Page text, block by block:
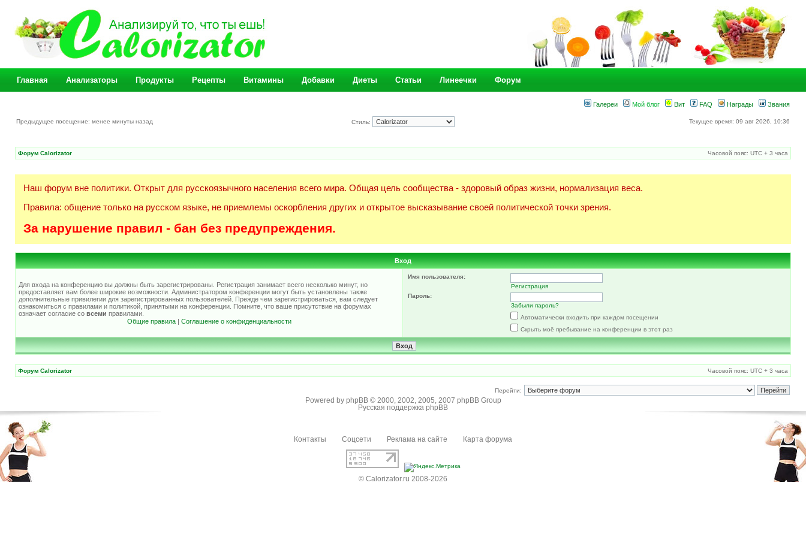
Главная Анализаторы Продукты Рецепты Витамины Добавки Диеты Статьи Линеечки Форум
Галереи Мой блог Вит FAQ Награды Звания
Предыдущее посещение: менее минуты назад Стиль: Текущее время: 09 авг 2026, 10:36
Форум Calorizator Часовой пояс: UTC + 3 часа
Наш форум вне политики. Открыт для русскоязычного населения всего мира. Общая цель сообщества - здоровый образ жизни, нормализация веса.
Правила: общение только на русском языке, не приемлемы оскорбления других и открытое высказывание своей политической точки зрения.
За нарушение правил - бан без предупреждения.
Вход
Для входа на конференцию вы должны быть зарегистрированы. Регистрация занимает всего несколько минут, но
предоставляет вам более широкие возможности. Администратором конференции могут быть установлены также
дополнительные привилегии для зарегистрированных пользователей. Прежде чем зарегистрироваться, вам следует
ознакомиться с правилами и политикой, принятыми на конференции. Помните, что ваше присутствие на форумах
означает согласие со всеми правилами.
Общие правила| Соглашение о конфиденциальности
Имя пользователя:
Регистрация
Пароль:
Забыли пароль?
Автоматически входить при каждом посещении
Скрыть моё пребывание на конференции в этот раз
Форум Calorizator Часовой пояс: UTC + 3 часа
Перейти:
Powered by phpBB© 2000, 2002, 2005, 2007 phpBB Group
Русская поддержка phpBB
Контакты Соцсети Реклама на сайте Карта форума
© Calorizator.ru 2008-2026